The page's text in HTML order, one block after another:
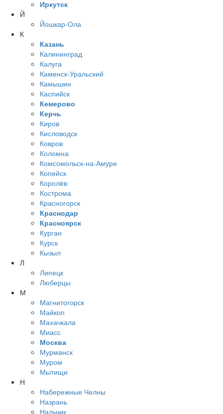
Иркутск
Й
Йошкар-Ола
К
Казань
Калининград
Калуга
Каменск-Уральский
Камышин
Каспийск
Кемерово
Керчь
Киров
Кисловодск
Ковров
Коломна
Комсомольск-на-Амуре
Копейск
Королёв
Кострома
Красногорск
Краснодар
Красноярск
Курган
Курск
Кызыл
Л
Липецк
Люберцы
М
Магнитогорск
Майкоп
Махачкала
Миасс
Москва
Мурманск
Муром
Мытищи
Н
Набережные Челны
Назрань
Нальчик